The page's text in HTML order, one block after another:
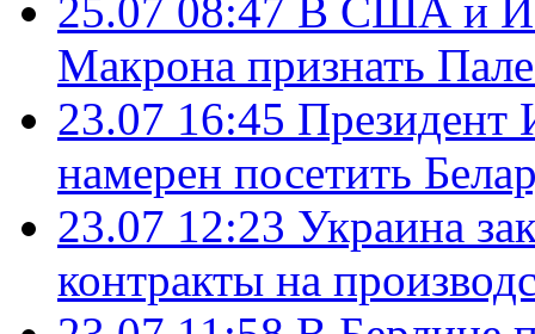
25.07 08:47 В США и
Макрона признать
23.07 16:45 Президент
намерен посетить
23.07 12:23 Украина
контракты на